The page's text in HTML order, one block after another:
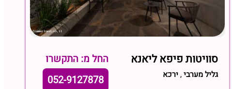
סוויטות פיפא ליאנא החל מ: התקשרו
גליל מערבי,ירכא 052-9127878